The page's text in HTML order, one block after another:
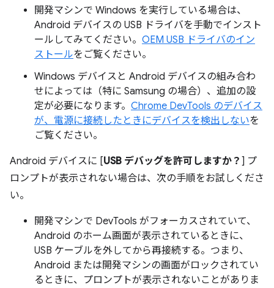
開発マシンで Windows を実行している場合は、
Android デバイスの USB ドライバを手動でインスト
ールしてみてください。 OEM USB ドライバのイン
ストールをご覧ください。
Windows デバイスと Android デバイスの組み合わ
せによっては（特に Samsung の場合）、追加の設
定が必要になります。 Chrome DevTools のデバイス
が、電源に接続したときにデバイスを検出しないを
ご覧ください。
Android デバイスに [USB デバッグを許可しますか？ ] プ
ロンプトが表示されない場合は、次の手順をお試しくださ
い。
開発マシンで DevTools がフォーカスされていて、
Android のホーム画面が表示されているときに、
USB ケーブルを外してから再接続する。つまり、
Android または開発マシンの画面がロックされてい
るときに、プロンプトが表示されないことがありま